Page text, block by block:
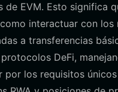
EVM. Esto significa
interactuar con
a transferencias
DeFi,
por los requisitos